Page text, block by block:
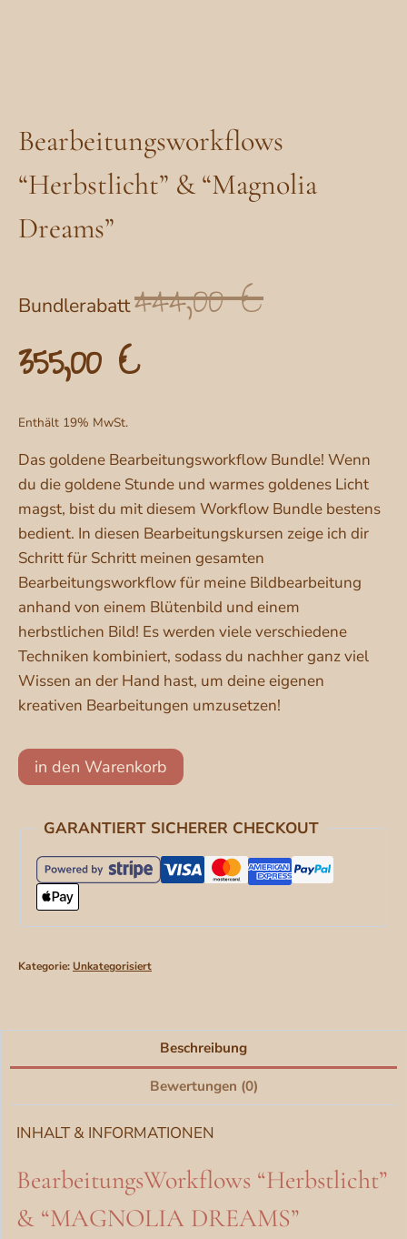
Bearbeitungsworkflows
“Herbstlicht” & “Magnolia
Dreams”
Bundlerabatt444,00€
355,00 €Preis
Enthält 19% MwSt.
Das goldene Bearbeitungsworkflow Bundle! Wenn
du die goldene Stunde und warmes goldenes Licht
magst, bist du mit diesem Workflow Bundle bestens
bedient. In diesen Bearbeitungskursen zeige ich dir
Schritt für Schritt meinen gesamten
Bearbeitungsworkflow für meine Bildbearbeitung
anhand von einem Blütenbild und einem
herbstlichen Bild! Es werden viele verschiedene
Techniken kombiniert, sodass du nachher ganz viel
Wissen an der Hand hast, um deine eigenen
kreativen Bearbeitungen umzusetzen!
Bearbeitungsworkflows
"Herbstlicht"
"Magnolia
Dreams"
[Digital]
Menge
in den Warenkorb
GARANTIERT SICHERER CHECKOUT
Kategorie:Unkategorisiert
Beschreibung
Bewertungen (0)
INHALT & INFORMATIONEN
BearbeitungsWorkflows “Herbstlicht”
& “MAGNOLIA DREAMS”